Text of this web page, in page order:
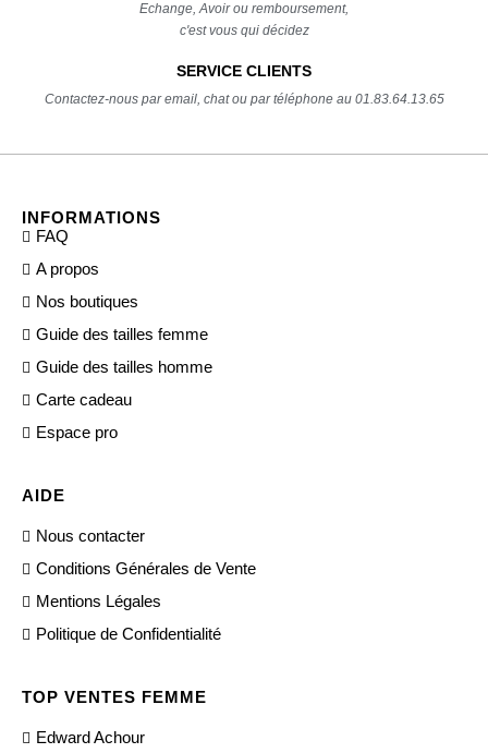
Echange, Avoir ou remboursement,
c'est vous qui décidez
SERVICE CLIENTS
Contactez-nous par email, chat ou par téléphone au 01.83.64.13.65
INFORMATIONS
FAQ
A propos
Nos boutiques
Guide des tailles femme
Guide des tailles homme
Carte cadeau
Espace pro
AIDE
Nous contacter
Conditions Générales de Vente
Mentions Légales
Politique de Confidentialité
TOP VENTES FEMME
Edward Achour